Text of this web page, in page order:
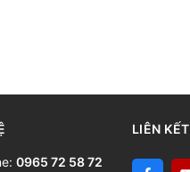
0965 72 58 72
LIÊN KẾT